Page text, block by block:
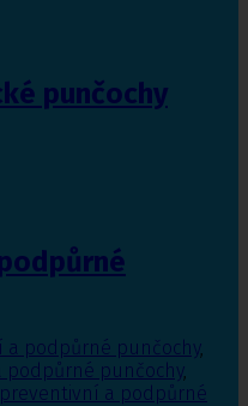
punčochy
podpůrné punčochy,
podpůrné punčochy,
a podpůrné